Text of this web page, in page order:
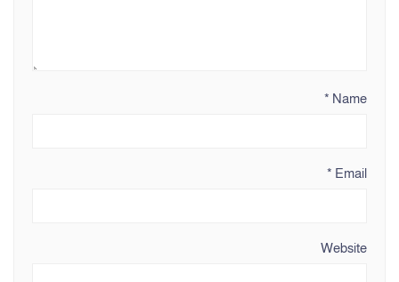
Name
*
Email
*
Website